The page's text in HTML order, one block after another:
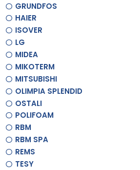
GRUNDFOS
HAIER
ISOVER
LG
MIDEA
MIKOTERM
MITSUBISHI
OLIMPIA SPLENDID
OSTALI
POLIFOAM
RBM
RBM SPA
REMS
TESY